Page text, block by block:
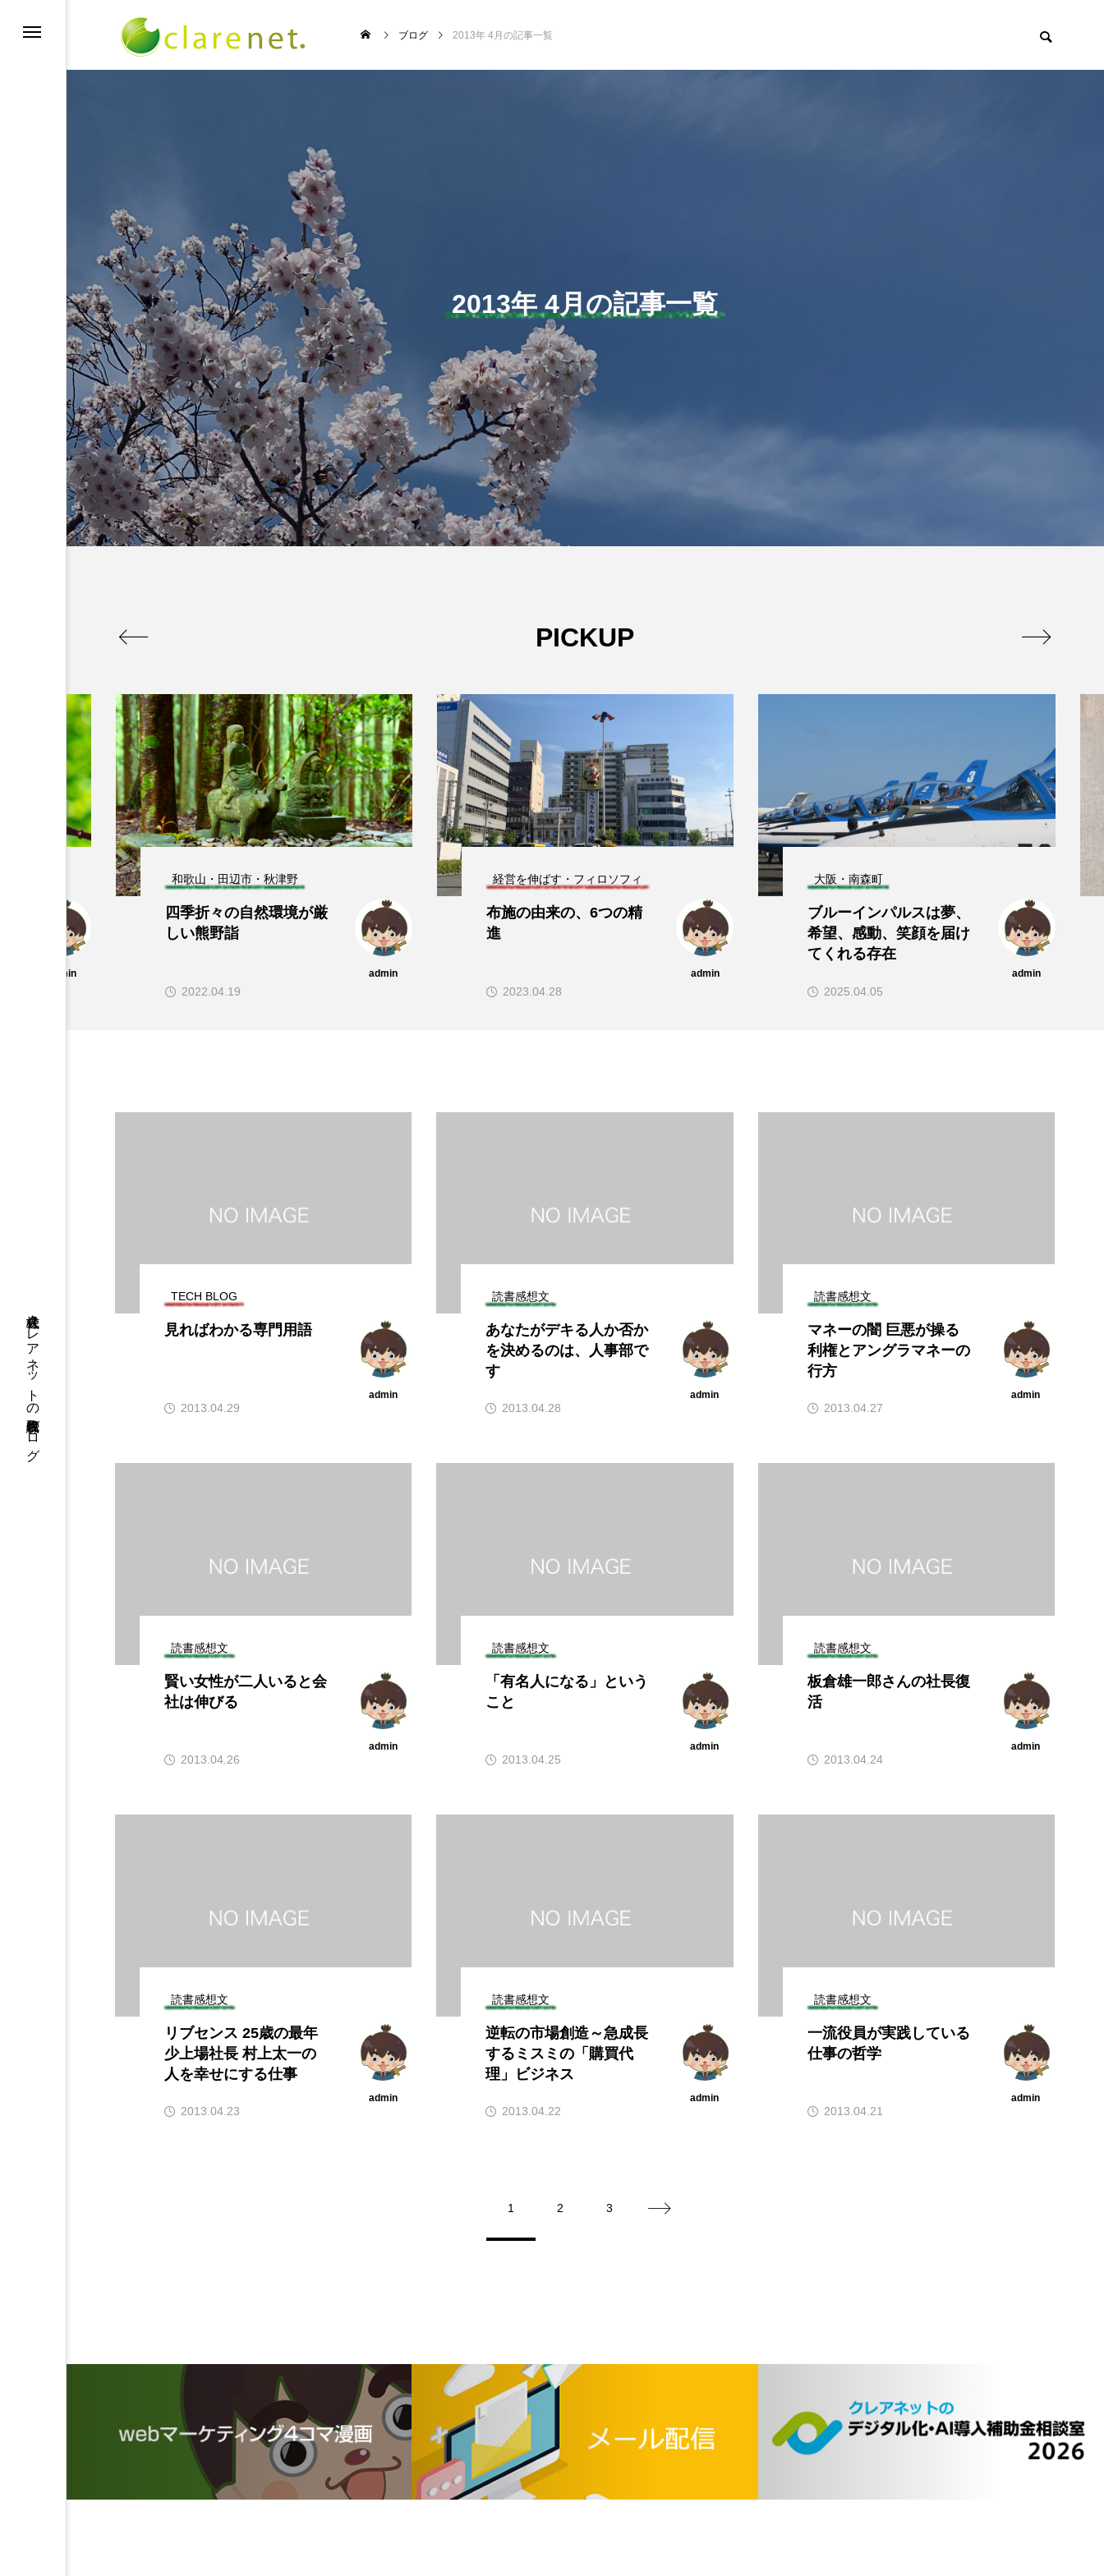
株式会社クレアネットの代表取締役ブログ
んででん
: 天神祭
admin
TECH BLOG
エレベーター広告とか
言うのか何なのか
admin
2026.04.10
W杯の優勝を目指す日
本代表と目標設定
2026.07.17

ブログ 2013年 4月の記事一覧
2013年 4月の記事一覧
PICKUP
admin
和歌山・田辺市・秋津野
四季折々の自然環境が厳
しい熊野詣
admin
2022.04.19
経営を伸ばす・フィロソフィ
布施の由来の、6つの精
進
admin
2023.04.28
大阪・南森町
ブルーインパルスは夢、
希望、感動、笑顔を届け
てくれる存在
admin
2025.04.05
 
TECH BLOG
見ればわかる専門用語
admin
2013.04.29
読書感想文
あなたがデキる人か否か
を決めるのは、人事部で
す
admin
2013.04.28
読書感想文
マネーの闇 巨悪が操る
利権とアングラマネーの
行方
admin
2013.04.27
読書感想文
賢い女性が二人いると会
社は伸びる
admin
2013.04.26
読書感想文
「有名人になる」という
こと
admin
2013.04.25
読書感想文
板倉雄一郎さんの社長復
活
admin
2013.04.24
読書感想文
リブセンス 25歳の最年
少上場社長 村上太一の
人を幸せにする仕事
admin
2013.04.23
読書感想文
逆転の市場創造～急成長
するミスミの「購買代
理」ビジネス
admin
2013.04.22
読書感想文
一流役員が実践している
仕事の哲学
admin
2013.04.21
1 2 3